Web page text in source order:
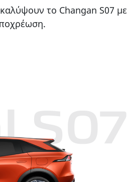
το Changan S07 με
S07